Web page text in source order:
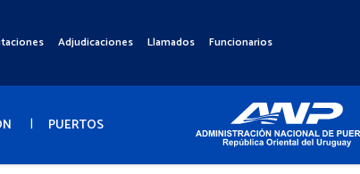
Adjudicaciones Llamados Funcionarios
PUERTOS